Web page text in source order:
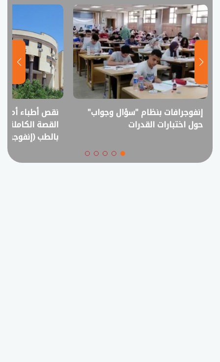
إنفوجرافات بنظام "سؤال وجواب"
حول اختبارات القدرات
نقص أطباء أم
القصة الكاملة
بالطب